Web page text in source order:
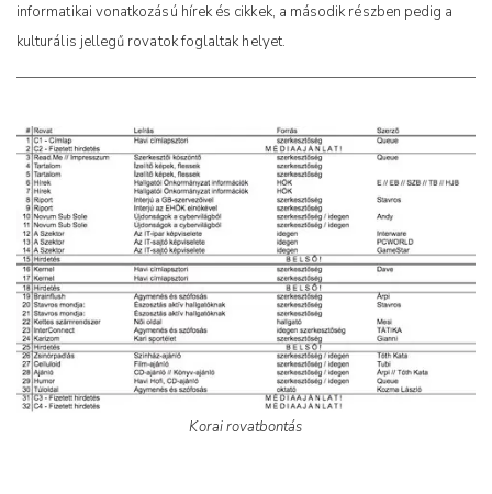
informatikai vonatkozású hírek és cikkek, a második részben pedig a
kulturális jellegű rovatok foglaltak helyet.
Korai rovatbontás